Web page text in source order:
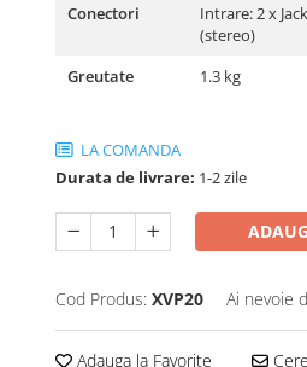
Conectori
Intrare: 2 x
(stereo)
Greutate
1.3 kg
LA COMANDA
Durata de livrare: 1-2 zile
Cod Produs: XVP20 Ai nevoie
Adauga la Favorite